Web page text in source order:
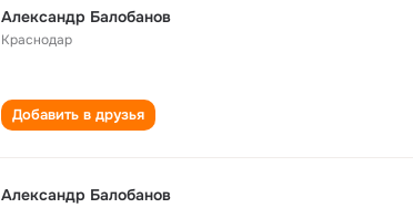
Александр Балобанов
Краснодар
Добавить в друзья
Александр Балобанов